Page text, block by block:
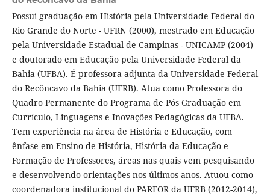
Possui graduação em História pela Universidade Federal do
Rio Grande do Norte - UFRN (2000), mestrado em Educação
pela Universidade Estadual de Campinas - UNICAMP (2004)
e doutorado em Educação pela Universidade Federal da
Bahia (UFBA). É professora adjunta da Universidade Federal
do Recôncavo da Bahia (UFRB). Atua como Professora do
Quadro Permanente do Programa de Pós Graduação em
Currículo, Linguagens e Inovações Pedagógicas da UFBA.
Tem experiência na área de História e Educação, com
ênfase em Ensino de História, História da Educação e
Formação de Professores, áreas nas quais vem pesquisando
e desenvolvendo orientações nos últimos anos. Atuou como
coordenadora institucional do PARFOR da UFRB (2012-2014),